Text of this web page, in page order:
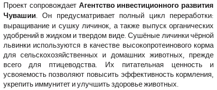
Проект сопровождает Агентство инвестиционного развития
Чувашии. Он предусматривает полный цикл переработки:
выращивание и сушку личинок, а также выпуск органических
удобрений в жидком и твердом виде. Сушёные личинки чёрной
львинки используются в качестве высокопротеинового корма
для сельскохозяйственных и домашних животных, прежде
всего для птицеводства. Их питательная ценность и
усвояемость позволяют повысить эффективность кормления,
укрепить иммунитет и улучшить здоровье животных.